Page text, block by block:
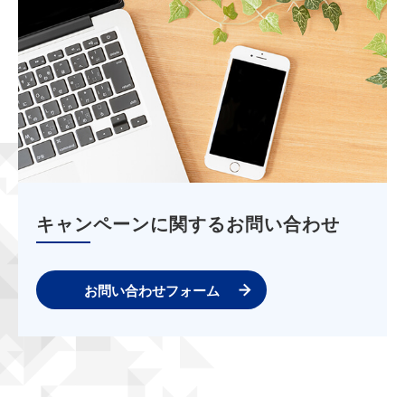
キャンペーンに関するお問い合わせ
お問い合わせフォーム